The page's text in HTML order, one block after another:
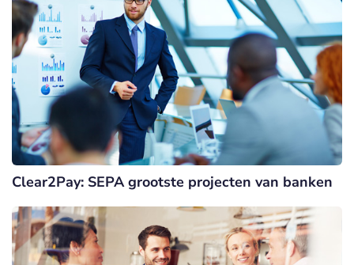
Clear2Pay: SEPA grootste projecten van banken